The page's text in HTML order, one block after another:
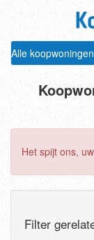
Alle koopwoningen
Het spijt ons,
Filter